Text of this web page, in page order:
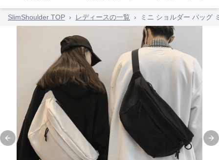
SlimShoulder TOP › レディースの一覧 › ミニ ショルダー バッグ
Previous slide